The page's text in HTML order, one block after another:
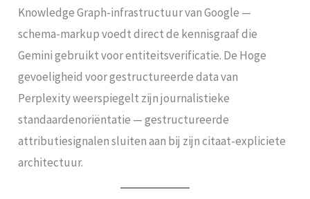
Knowledge Graph-infrastructuur van Google —
schema-markup voedt direct de kennisgraaf die
Gemini gebruikt voor entiteitsverificatie. De Hoge
gevoeligheid voor gestructureerde data van
Perplexity weerspiegelt zijn journalistieke
standaardenoriëntatie — gestructureerde
attributiesignalen sluiten aan bij zijn citaat-expliciete
architectuur.